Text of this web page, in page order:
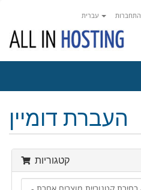
התחברות
העברת דומיין
קטגוריות